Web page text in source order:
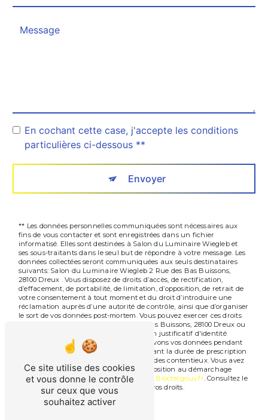
En cochant cette case, j'accepte les conditions
particulières ci-dessous **
Envoyer
** Les données personnelles communiquées sont nécessaires aux
fins de vous contacter et sont enregistrées dans un fichier
informatisé. Elles sont destinées à Salon du Luminaire Wiegleb et
ses sous-traitants dans le seul but de répondre à votre message. Les
données collectées seront communiquées aux seuls destinataires
suivants: Salon du Luminaire Wiegleb 2 Rue des Bas Buissons,
28100 Dreux . Vous disposez de droits d’accès, de rectification,
d’effacement, de portabilité, de limitation, d’opposition, de retrait de
votre consentement à tout moment et du droit d’introduire une
réclamation auprès d’une autorité de contrôle, ainsi que d’organiser
le sort de vos données post-mortem. Vous pouvez exercer ces droits
par voie postale à l'adresse 2 Rue des Bas Buissons, 28100 Dreux ou
par courrier électronique à l'adresse . Un justificatif d'identité
pourra vous être demandé. Nous conservons vos données pendant
la période de prise de contact puis pendant la durée de prescription
légale aux fins probatoires et de gestion des contentieux. Vous avez
le droit de vous inscrire sur la liste d'opposition au démarchage
téléphonique, disponible à cette adresse: Bloctel.gouv.fr. Consultez le
site cnil.fr pour plus d’informations sur vos droits.
Ce site utilise des cookies
et vous donne le contrôle
sur ceux que vous
souhaitez activer